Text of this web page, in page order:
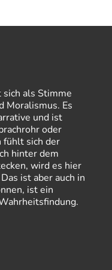
größere, nur eben jetzt
von RdL, ist dieser
ewigen
Wasser. Und nichts
zu:
ist ein demokratischer
als Stimme
Moralismus. Es
und ist
oder
fühlt sich der
hinter dem
wird es hier
ist aber auch in
ist ein